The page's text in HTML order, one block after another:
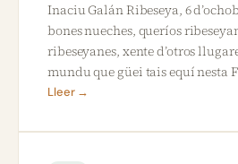
Inaciu Galán Ribeseya, 6
bones nueches, queríos
ribeseyanes, xente d’otros
mundu que güei tais equí nesta
Lleer →